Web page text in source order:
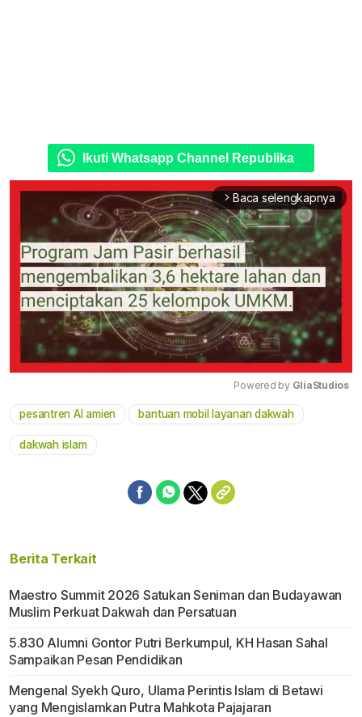
Ikuti Whatsapp Channel Republika
arrow_forward_ios Baca selengkapnya
Mute
Powered by GliaStudios
pesantren Al amien bantuan mobil layanan dakwah
dakwah islam
Berita Terkait
Maestro Summit 2026 Satukan Seniman dan Budayawan
Muslim Perkuat Dakwah dan Persatuan
5.830 Alumni Gontor Putri Berkumpul, KH Hasan Sahal
Sampaikan Pesan Pendidikan
Mengenal Syekh Quro, Ulama Perintis Islam di Betawi
yang Mengislamkan Putra Mahkota Pajajaran